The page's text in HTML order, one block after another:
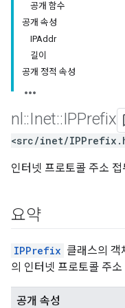
공개 함수
공개 속성
IPAddr
길이
공개 정적 속성
nl ::Inet::IPPrefix
<src/inet/
인터넷 프로토콜 주소 접
요약
IPPrefix 클래스의
의 인터넷 프로토콜 주
공개 속성